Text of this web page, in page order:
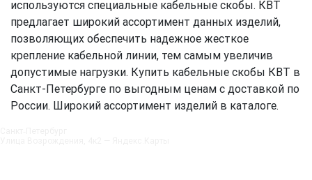
используются специальные кабельные скобы. КВТ
предлагает широкий ассортимент данных изделий,
позволяющих обеспечить надежное жесткое
крепление кабельной линии, тем самым увеличив
допустимые нагрузки. Купить кабельные скобы КВТ в
Санкт-Петербурге по выгодным ценам с доставкой по
России. Широкий ассортимент изделий в каталоге.